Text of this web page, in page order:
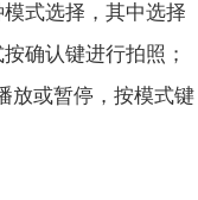
式选择，其中选择
确认键进行拍照；
放或暂停，按模式键